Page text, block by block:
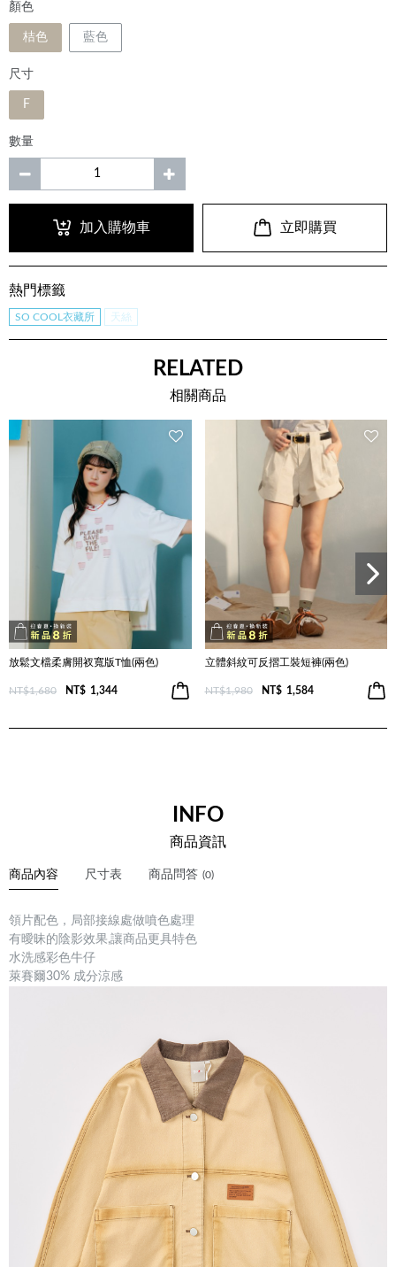
顏色
桔色 藍色
尺寸
F
數量
加入購物車 立即購買
熱門標籤
SO COOL衣藏所 天絲
RELATED
相關商品
放鬆文檔柔膚開衩寬版T恤(兩色)
NT$1,680 NT$ 1,344
立體斜紋可反摺工裝短褲(兩色)
NT$1,980 NT$ 1,584
INFO
商品資訊
商品內容 尺寸表 商品問答 (0)
領片配色，局部接線處做噴色處理
有曖昧的陰影效果,讓商品更具特色
水洗感彩色牛仔
萊賽爾30% 成分涼感